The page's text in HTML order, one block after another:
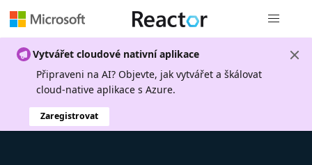
Vytvářet cloudové nativní aplikace
Připraveni na AI? Objevte, jak vytvářet a škálovat
cloud-native aplikace s Azure.
Zaregistrovat